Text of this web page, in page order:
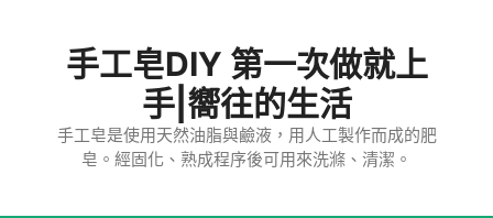
手工皂DIY 第一次做就上
手|嚮往的生活
手工皂是使用天然油脂與鹼液，用人工製作而成的肥
皂。經固化、熟成程序後可用來洗滌、清潔。